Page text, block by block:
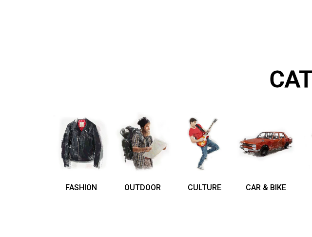
FASHION OUTDOOR CULTURE CAR & BIKE